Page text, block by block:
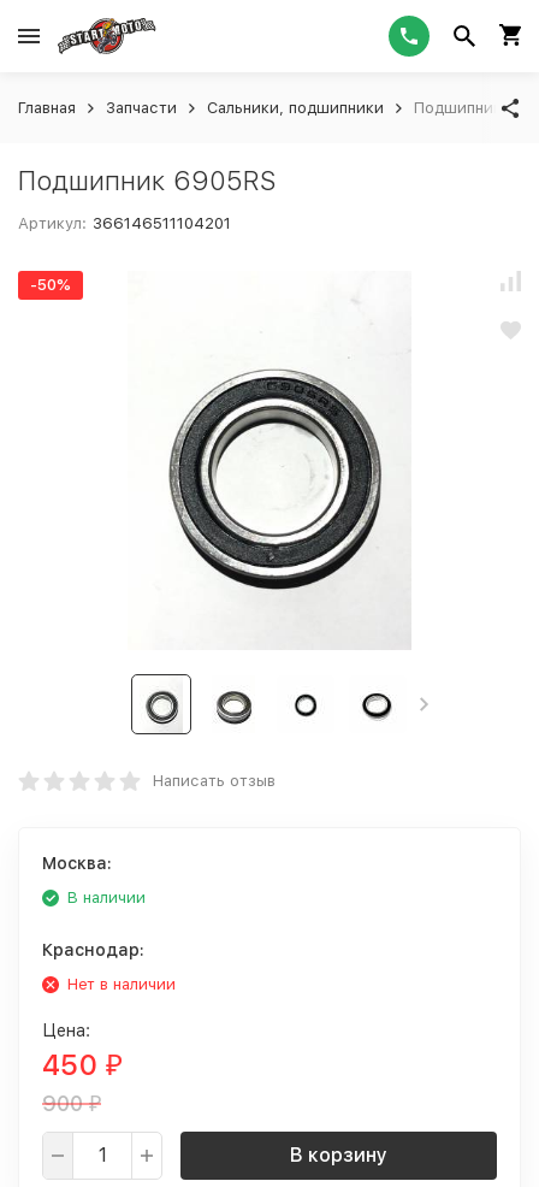
Главная Запчасти Сальники, подшипники Подшипник
Подшипник 6905RS
Артикул: 366146511104201
-50%
Написать отзыв
Москва:
В наличии
Краснодар:
Нет в наличии
Цена:
450 ₽
900₽
В корзину